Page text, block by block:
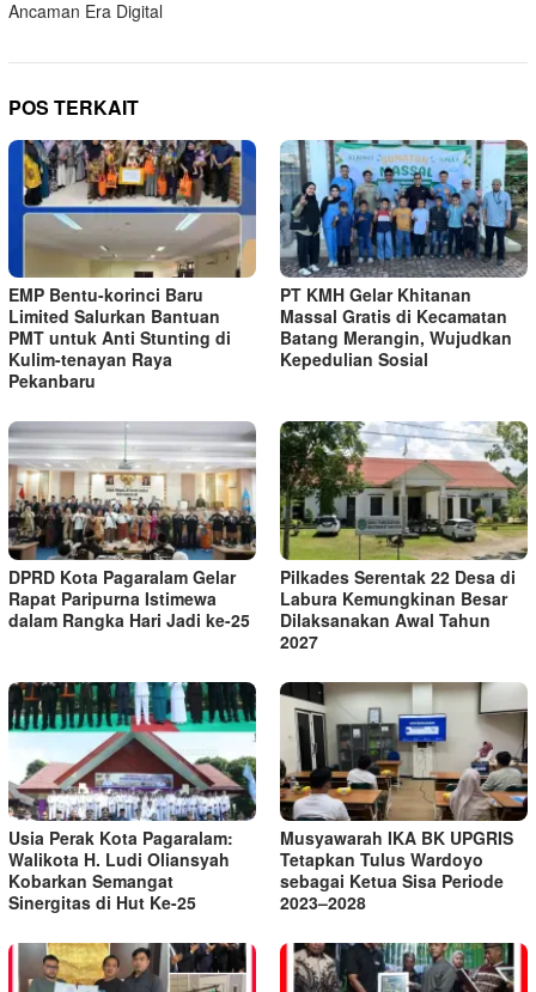
Ancaman Era Digital
POS TERKAIT
EMP Bentu-korinci Baru
Limited Salurkan Bantuan
PMT untuk Anti Stunting di
Kulim-tenayan Raya
Pekanbaru
PT KMH Gelar Khitanan
Massal Gratis di Kecamatan
Batang Merangin, Wujudkan
Kepedulian Sosial
DPRD Kota Pagaralam Gelar
Rapat Paripurna Istimewa
dalam Rangka Hari Jadi ke-25
Pilkades Serentak 22 Desa di
Labura Kemungkinan Besar
Dilaksanakan Awal Tahun
2027
Usia Perak Kota Pagaralam:
Walikota H. Ludi Oliansyah
Kobarkan Semangat
Sinergitas di Hut Ke-25
Musyawarah IKA BK UPGRIS
Tetapkan Tulus Wardoyo
sebagai Ketua Sisa Periode
2023–2028